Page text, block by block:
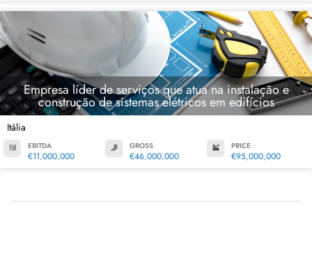
Empresa líder de serviços que atua na instalação e
construção de sistemas elétricos em edifícios
Itália
EBITDA
€11,000,000
GROSS
€46,000,000
PRICE
€95,000,000